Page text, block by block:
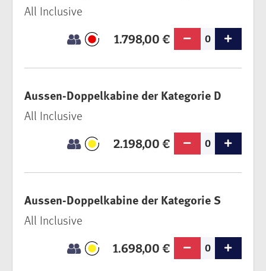
1.798,00 € 0
All Inclusive
Aussen-Doppelkabine der Kategorie D
2.198,00 € 0
All Inclusive
Aussen-Doppelkabine der Kategorie S
1.698,00 € 0
All Inclusive